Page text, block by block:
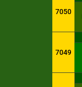
7050
7049